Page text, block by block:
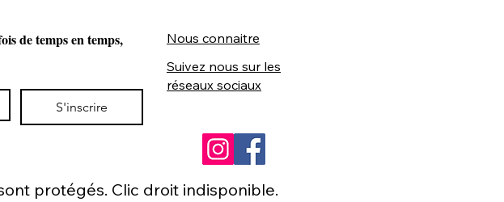
de temps en temps,
S'inscrire
Nous connaitre
Suivez nous sur les
réseaux sociaux
protégés. Clic droit indisponible.